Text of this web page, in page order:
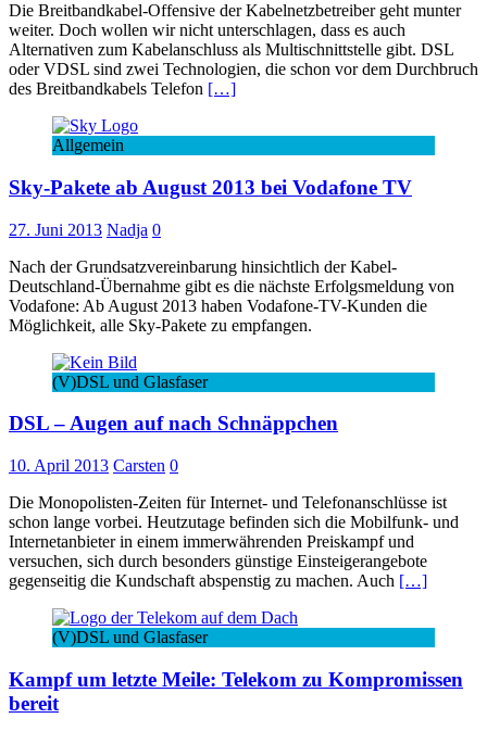
Die Breitbandkabel-Offensive der Kabelnetzbetreiber geht munter
weiter. Doch wollen wir nicht unterschlagen, dass es auch
Alternativen zum Kabelanschluss als Multischnittstelle gibt. DSL
oder VDSL sind zwei Technologien, die schon vor dem Durchbruch
des Breitbandkabels Telefon […]
Allgemein
Sky-Pakete ab August 2013 bei Vodafone TV
27. Juni 2013 Nadja 0
Nach der Grundsatzvereinbarung hinsichtlich der Kabel-
Deutschland-Übernahme gibt es die nächste Erfolgsmeldung von
Vodafone: Ab August 2013 haben Vodafone-TV-Kunden die
Möglichkeit, alle Sky-Pakete zu empfangen.
(V)DSL und Glasfaser
DSL – Augen auf nach Schnäppchen
10. April 2013 Carsten 0
Die Monopolisten-Zeiten für Internet- und Telefonanschlüsse ist
schon lange vorbei. Heutzutage befinden sich die Mobilfunk- und
Internetanbieter in einem immerwährenden Preiskampf und
versuchen, sich durch besonders günstige Einsteigerangebote
gegenseitig die Kundschaft abspenstig zu machen. Auch […]
(V)DSL und Glasfaser
Kampf um letzte Meile: Telekom zu Kompromissen
bereit